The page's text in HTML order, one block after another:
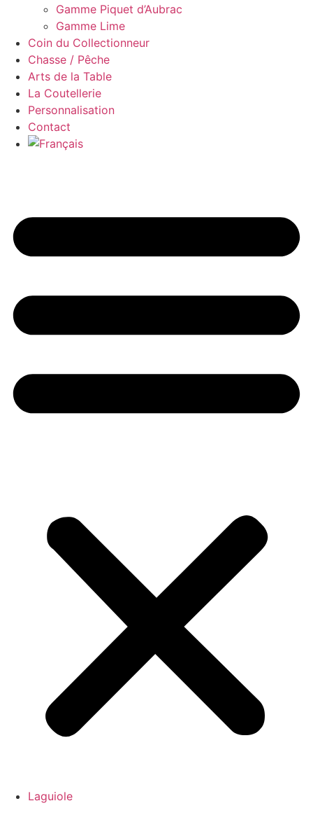
Gamme Piquet d’Aubrac
Gamme Lime
Coin du Collectionneur
Chasse / Pêche
Arts de la Table
La Coutellerie
Personnalisation
Contact
Laguiole